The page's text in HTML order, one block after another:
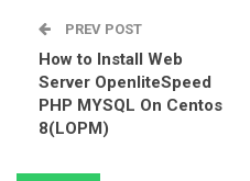
PREV POST
How to Install Web
Server OpenliteSpeed
PHP MYSQL On Centos
8(LOPM)